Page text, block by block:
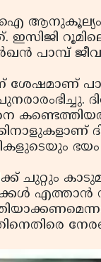
ഇസിജി
പാമ്പ്
ശേഷമാണ്
ഭയം
എത്താന്‍